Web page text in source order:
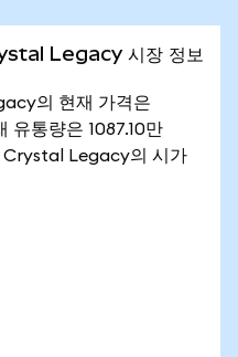
Legacy 시장 정보
의 현재 가격은
유통량은 1087.10만
Legacy의 시가